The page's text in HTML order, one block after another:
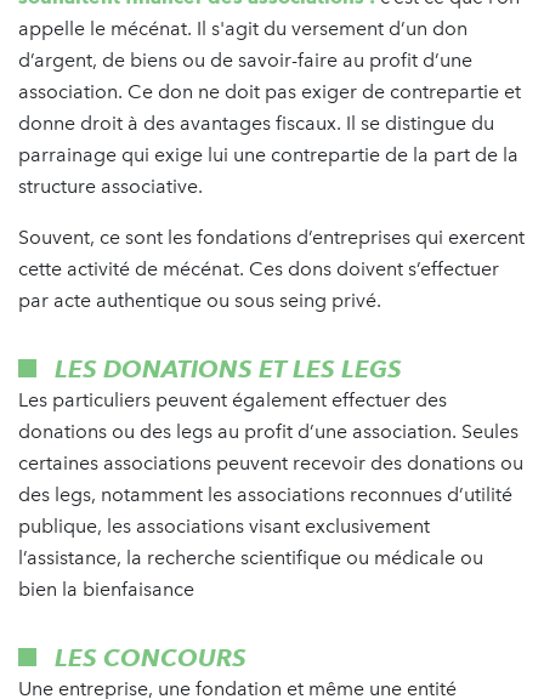
appelle le mécénat. Il s'agit du versement d’un don
d’argent, de biens ou de savoir-faire au profit d’une
association. Ce don ne doit pas exiger de contrepartie et
donne droit à des avantages fiscaux. Il se distingue du
parrainage qui exige lui une contrepartie de la part de la
structure associative.
Souvent, ce sont les fondations d’entreprises qui exercent
cette activité de mécénat. Ces dons doivent s’effectuer
par acte authentique ou sous seing privé.
LES DONATIONS ET LES LEGS
Les particuliers peuvent également effectuer des
donations ou des legs au profit d’une association. Seules
certaines associations peuvent recevoir des donations ou
des legs, notamment les associations reconnues d’utilité
publique, les associations visant exclusivement
l’assistance, la recherche scientifique ou médicale ou
bien la bienfaisance
LES CONCOURS
Une entreprise, une fondation et même une entité